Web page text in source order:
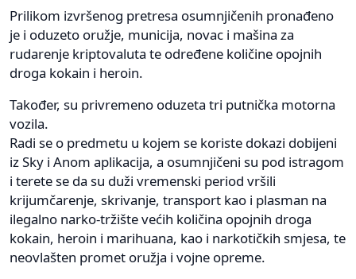
Prilikom izvršenog pretresa osumnjičenih pronađeno
je i oduzeto oružje, municija, novac i mašina za
rudarenje kriptovaluta te određene količine opojnih
droga kokain i heroin.
Također, su privremeno oduzeta tri putnička motorna
vozila.
Radi se o predmetu u kojem se koriste dokazi dobijeni
iz Sky i Anom aplikacija, a osumnjičeni su pod istragom
i terete se da su duži vremenski period vršili
krijumčarenje, skrivanje, transport kao i plasman na
ilegalno narko-tržište većih količina opojnih droga
kokain, heroin i marihuana, kao i narkotičkih smjesa, te
neovlašten promet oružja i vojne opreme.